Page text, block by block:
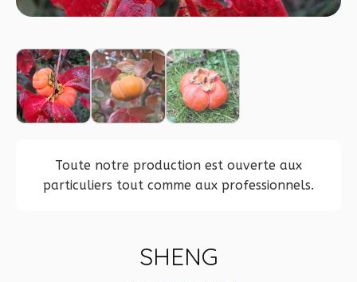
Toute notre production est ouverte aux
particuliers tout comme aux professionnels.
SHENG